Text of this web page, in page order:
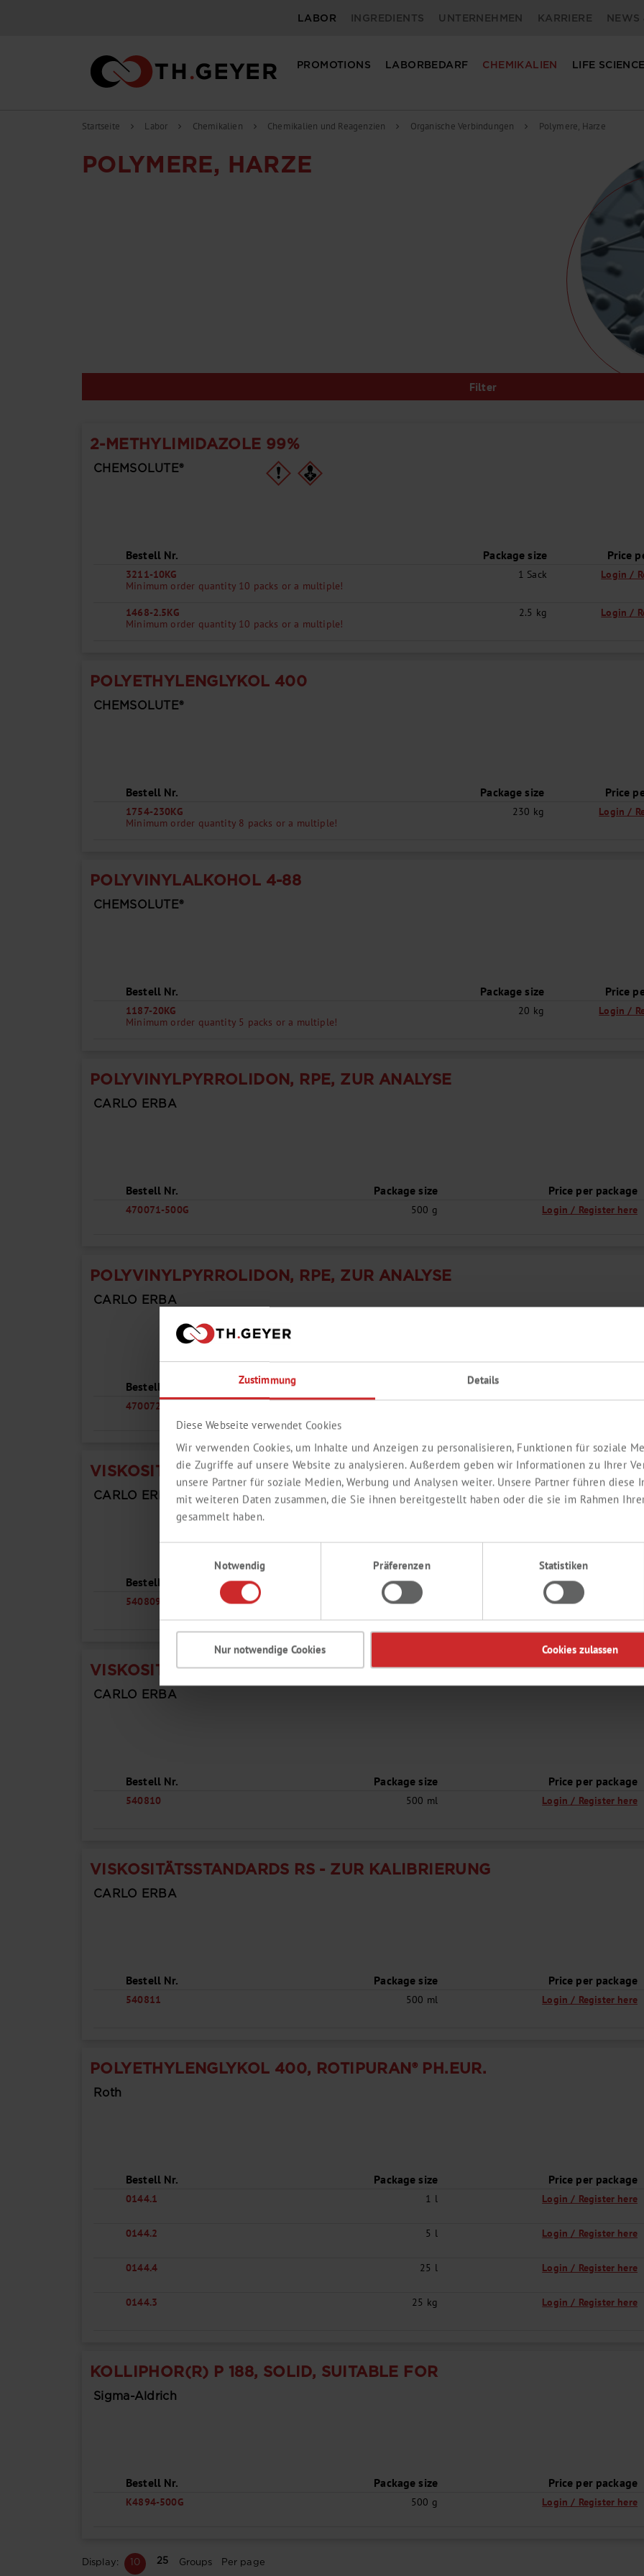
Zustimmung Details
Diese Webseite verwendet Cookies
Wir verwenden Cookies, um Inhalte und Anzeigen zu personalisieren, Funktionen für soziale
die Zugriffe auf unsere Website zu analysieren. Außerdem geben wir Informationen zu Ihrer
unsere Partner für soziale Medien, Werbung und Analysen weiter. Unsere Partner führen diese
mit weiteren Daten zusammen, die Sie ihnen bereitgestellt haben oder die sie im Rahmen
gesammelt haben.
Notwendig
Präferenzen Statistiken
Nur notwendige Cookies Cookies zulassen
LABOR INGREDIENTS UNTERNEHMEN KARRIERE NEWS
PROMOTIONS LABORBEDARF CHEMIKALIEN LIFE SCIENCE
Startseite chevron_right Labor chevron_right Chemikalien chevron_right Chemikalien und Reagenzien chevron_right Organische Verbindungen chevron_right Polymere, Harze
POLYMERE, HARZE
Filter
2-METHYLIMIDAZOLE 99%
CHEMSOLUTE®
Bestell Nr. Package size Price
3211-10KG
Minimum order quantity 10 packs or a multiple!
1 Sack Login /
1468-2.5KG
Minimum order quantity 10 packs or a multiple!
2.5 kg Login /
POLYETHYLENGLYKOL 400
CHEMSOLUTE®
Bestell Nr. Package size Price
1754-230KG
Minimum order quantity 8 packs or a multiple!
230 kg Login /
POLYVINYLALKOHOL 4-88
CHEMSOLUTE®
Bestell Nr. Package size Price
1187-20KG
Minimum order quantity 5 packs or a multiple!
20 kg Login /
POLYVINYLPYRROLIDON, RPE, ZUR ANALYSE
CARLO ERBA
Bestell Nr. Package size Price per package
470071-500G 500 g Login / Register here
POLYVINYLPYRROLIDON, RPE, ZUR ANALYSE
CARLO ERBA
Bestell Nr.
470072-1.5KG
VISKOSITÄTSSTANDARDS RS - ZUR KALIBRIERUNG
CARLO ERBA
Bestell Nr. Package size Price per package
540809 500 ml Login / Register here
VISKOSITÄTSSTANDARDS RS - ZUR KALIBRIERUNG
CARLO ERBA
Bestell Nr. Package size Price per package
540810 500 ml Login / Register here
VISKOSITÄTSSTANDARDS RS - ZUR KALIBRIERUNG
CARLO ERBA
Bestell Nr. Package size Price per package
540811 500 ml Login / Register here
POLYETHYLENGLYKOL 400, ROTIPURAN® PH.EUR.
Roth
Bestell Nr. Package size Price per package
0144.1 1 l Login / Register here
0144.2 5 l Login / Register here
0144.4 25 l Login / Register here
0144.3 25 kg Login / Register here
KOLLIPHOR(R) P 188, SOLID, SUITABLE FOR
Sigma-Aldrich
Bestell Nr. Package size Price per package
K4894-500G 500 g Login / Register here
Display: 10 25 Groups Per page